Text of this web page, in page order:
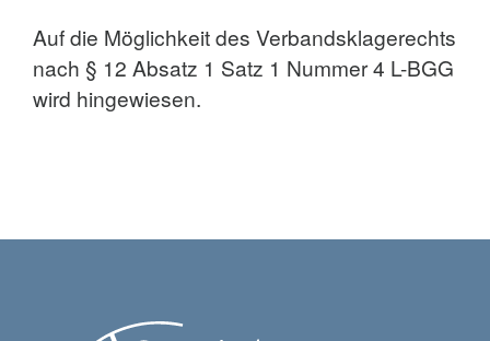
Auf die Möglichkeit des Verbandsklagerechts
nach § 12 Absatz 1 Satz 1 Nummer 4 L-BGG
wird hingewiesen.